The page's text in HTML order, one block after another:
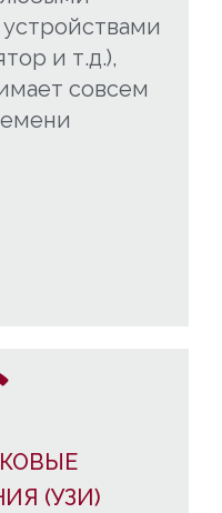
и т.д.),
совсем
(УЗИ)